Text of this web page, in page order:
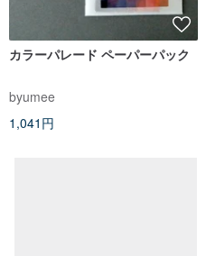
カラーパレード ペーパーパック
byumee
1,041円